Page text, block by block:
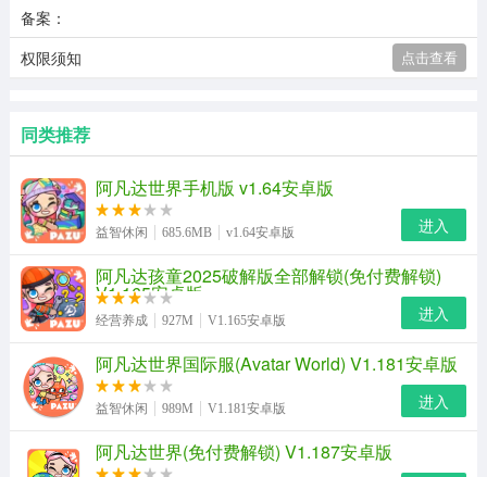
备案：
权限须知
点击查看
同类推荐
阿凡达世界手机版 v1.64安卓版
益智休闲 685.6MB v1.64安卓版 进入
阿凡达孩童2025破解版全部解锁(免付费解锁)
V1.165安卓版
经营养成 927M V1.165安卓版 进入
阿凡达世界国际服(Avatar World) V1.181安卓版
益智休闲 989M V1.181安卓版 进入
阿凡达世界(免付费解锁) V1.187安卓版